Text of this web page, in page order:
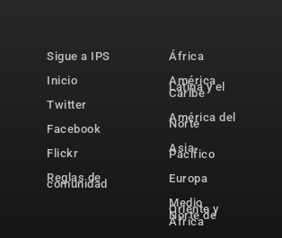
Sigue a IPS
Inicio
Twitter
Facebook
Flickr
Reglas de
comunidad
África
América
Latina y el
Caribe
América del
Norte
Asia-
Pacífico
Europa
Medio
Oriente y
Norte de
África